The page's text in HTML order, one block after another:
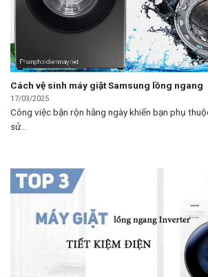
Cách vệ sinh máy giặt Samsung lồng ngang
17/03/2025
Công việc bận rộn hằng ngày khiến bạn phụ
sử...